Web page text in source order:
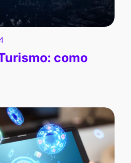
como